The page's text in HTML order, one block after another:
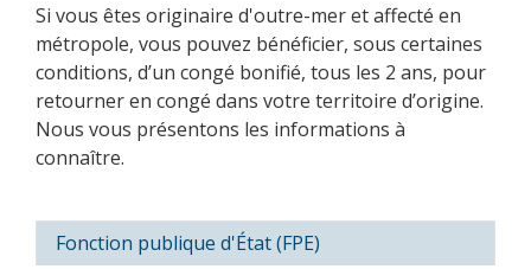
Si vous êtes originaire d'outre-mer et affecté en
métropole, vous pouvez bénéficier, sous certaines
conditions, d’un congé bonifié, tous les 2 ans, pour
retourner en congé dans votre territoire d’origine.
Nous vous présentons les informations à
connaître.
Fonction publique d'État (FPE)